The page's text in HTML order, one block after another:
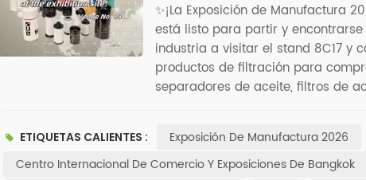
✨¡La Exposición de Manufactura
está listo para partir y
industria a visitar el stand 8C17 y
productos de filtración para
separadores de aceite, filtros de
oportunidad de comunicarme
ETIQUETAS CALIENTES :
Exposición De Manufactura 2026
Centro Internacional De Comercio Y Exposiciones De Bangkok